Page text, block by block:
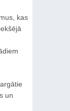
kas
un